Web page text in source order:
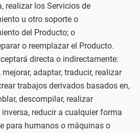
realizar los Servicios de
u otro soporte o
del Producto; o
o reemplazar el Producto.
directa o indirectamente:
adaptar, traducir, realizar
trabajos derivados basados en,
descompilar, realizar
reducir a cualquier forma
para humanos o máquinas o